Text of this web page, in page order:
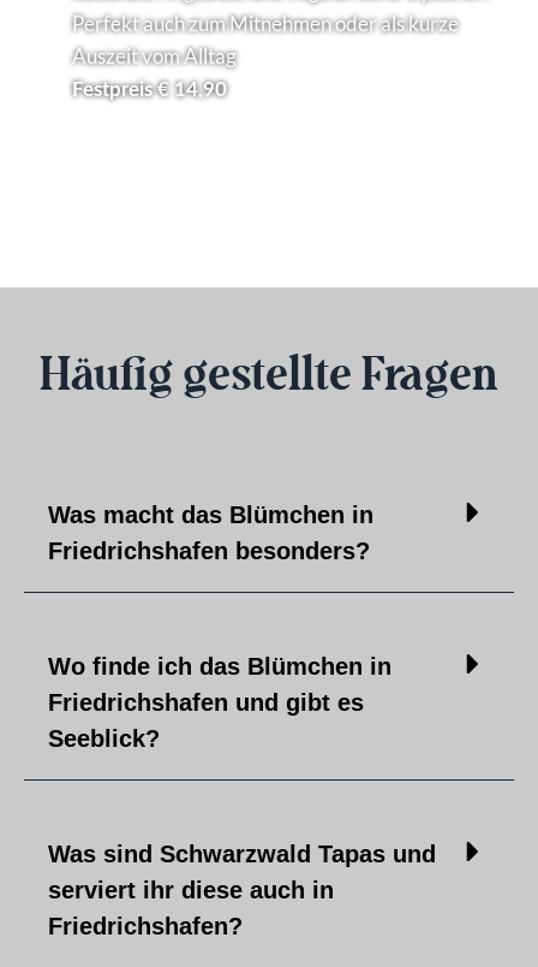
Perfekt auch zum Mitnehmen oder als kurze
Auszeit vom Alltag
Festpreis € 14,90
Häufig gestellte Fragen
Was macht das Blümchen in
Friedrichshafen besonders?
Wo finde ich das Blümchen in
Friedrichshafen und gibt es
Seeblick?
Was sind Schwarzwald Tapas und
serviert ihr diese auch in
Friedrichshafen?